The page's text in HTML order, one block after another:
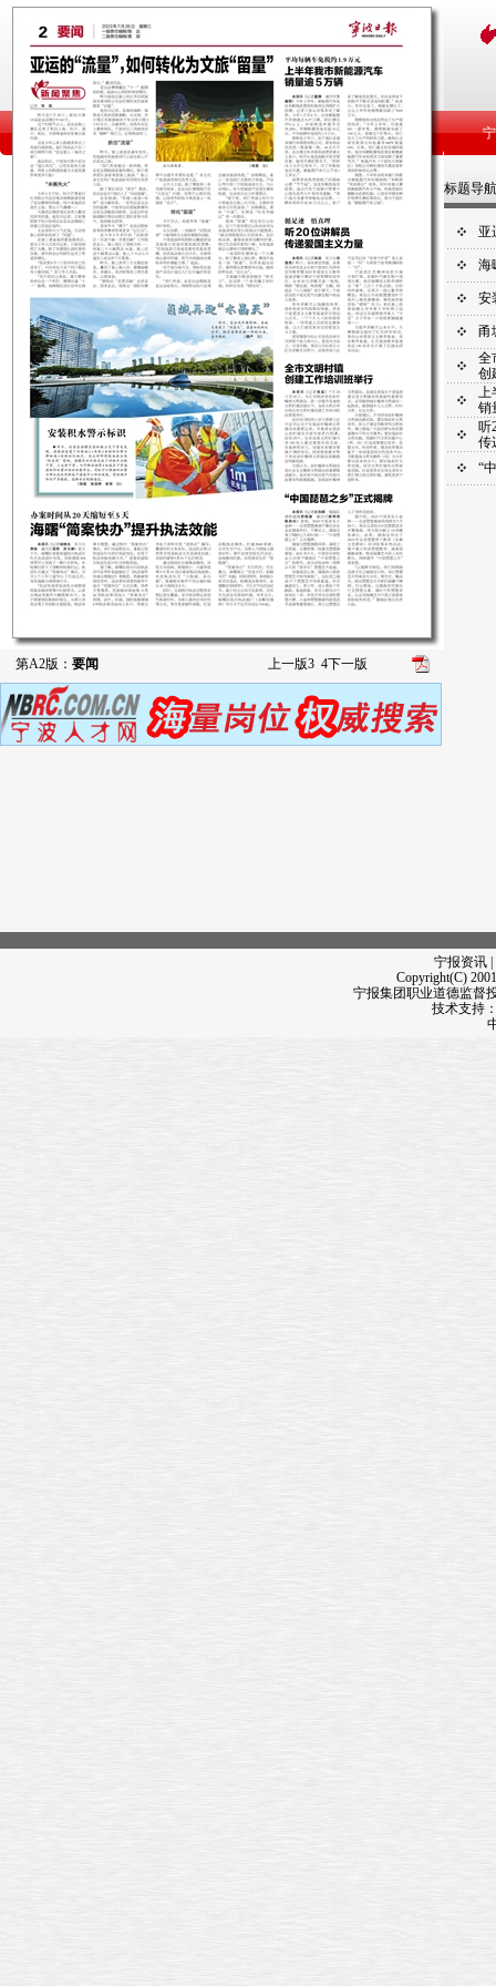
第A2版： 要闻 上一版3 4下一版
标题导航
亚
海
安
甬
全
创
上
销
听
传
“
宁报资讯
Copyright(C)
宁报集团职业道德监督
技术支持